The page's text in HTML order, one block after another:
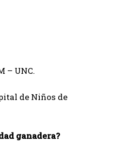
– UNC.
de Niños de
ganadera?